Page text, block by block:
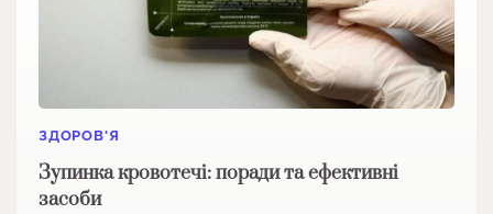
ЗДОРОВ'Я
Зупинка кровотечі: поради та ефективні
засоби